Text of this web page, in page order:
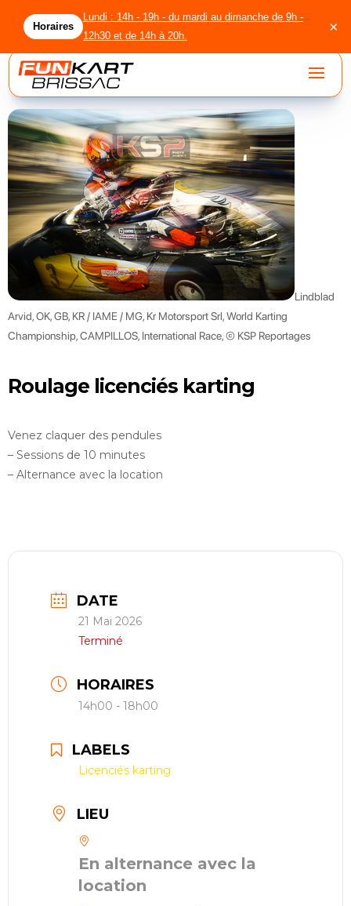
Horaires
Lundi : 14h - 19h - du mardi au dimanche de 9h -
12h30 et de 14h à 20h.
×
accueil
circuit
location
licenciés
agenda
groupes
réserver ma séance
Lindblad
Arvid, OK, GB, KR / IAME / MG, Kr Motorsport Srl, World Karting
Championship, CAMPILLOS, International Race, © KSP Reportages
Roulage licenciés karting
Venez claquer des pendules
– Sessions de 10 minutes
– Alternance avec la location
DATE
21 Mai 2026
Terminé
HORAIRES
14h00 - 18h00
LABELS
Licenciés karting
LIEU
En alternance avec la
location